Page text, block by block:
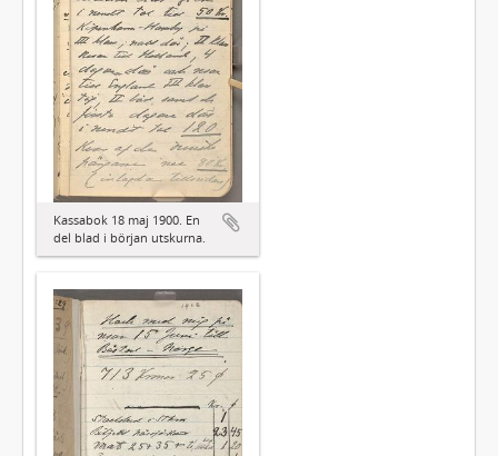
Kassabok 18 maj 1900. En
del blad i början utskurna.